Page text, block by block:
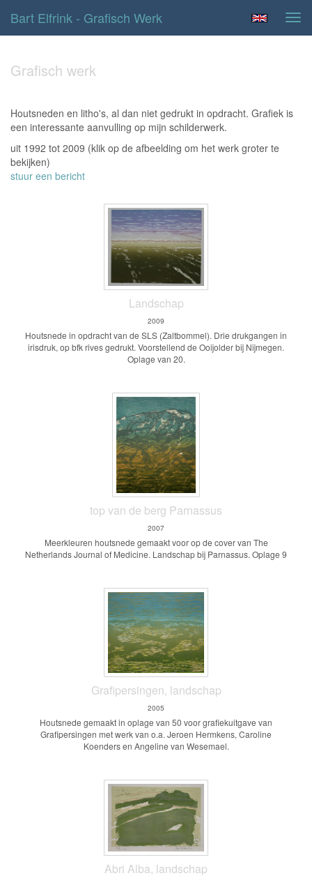
Bart Elfrink - Grafisch Werk
Grafisch werk
Houtsneden en litho's, al dan niet gedrukt in opdracht. Grafiek is
een interessante aanvulling op mijn schilderwerk.
uit 1992 tot 2009 (klik op de afbeelding om het werk groter te
bekijken)
stuur een bericht
Landschap
2009
Houtsnede in opdracht van de SLS (Zaltbommel). Drie drukgangen in
irisdruk, op bfk rives gedrukt. Voorstellend de Ooijolder bij Nijmegen.
Oplage van 20.
top van de berg Parnassus
2007
Meerkleuren houtsnede gemaakt voor op de cover van The
Netherlands Journal of Medicine. Landschap bij Parnassus. Oplage 9
Grafipersingen, landschap
2005
Houtsnede gemaakt in oplage van 50 voor grafiekuitgave van
Grafipersingen met werk van o.a. Jeroen Hermkens, Caroline
Koenders en Angeline van Wesemael.
Abri Alba, landschap